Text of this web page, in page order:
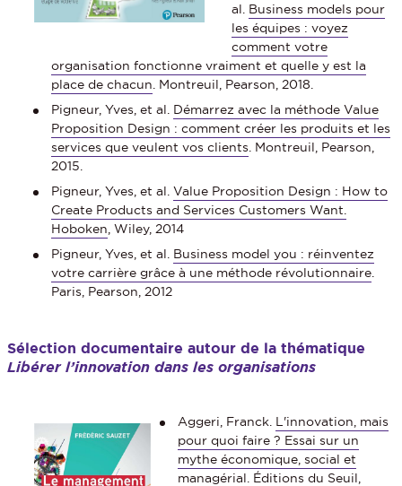
al. Business models pour
les équipes : voyez
comment votre
organisation fonctionne vraiment et quelle y est la
place de chacun . Montreuil, Pearson, 2018.
Pigneur, Yves, et al. Démarrez avec la méthode Value
Proposition Design : comment créer les produits et les
services que veulent vos clients . Montreuil, Pearson,
2015.
Pigneur, Yves, et al.Value Proposition Design : How to
Create Products and Services Customers Want.
Hoboken , Wiley, 2014
Pigneur, Yves, et al. Business model you : réinventez
votre carrière grâce à une méthode révolutionnaire
Paris, Pearson, 2012
Sélection documentaire autour de la thématique
Libérer l’innovation dans les organisations
Aggeri, Franck. L'innovation, mais
pour quoi faire ? Essai sur un
mythe économique, social et
managérial . Éditions du Seuil,